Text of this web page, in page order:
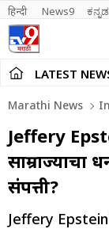
हिन्दी News9 ಕನ್ನಡ
LATEST
Marathi News
Jeffery
साम्राज्याचा
संपत्ती?
Jeffery Epstein